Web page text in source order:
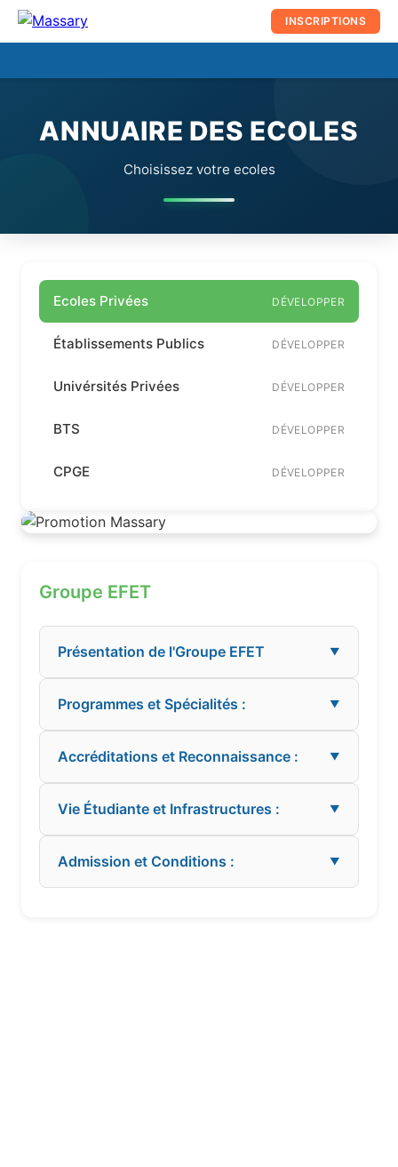
contenu
INSCRIPTIONS
ANNUAIRE DES ECOLES
Choisissez votre ecoles
Ecoles Privées DÉVELOPPER
Établissements Publics DÉVELOPPER
Univérsités Privées DÉVELOPPER
BTS DÉVELOPPER
CPGE DÉVELOPPER
Groupe EFET
Présentation de l'Groupe EFET ▼
Programmes et Spécialités : ▼
Accréditations et Reconnaissance : ▼
Vie Étudiante et Infrastructures : ▼
Admission et Conditions : ▼